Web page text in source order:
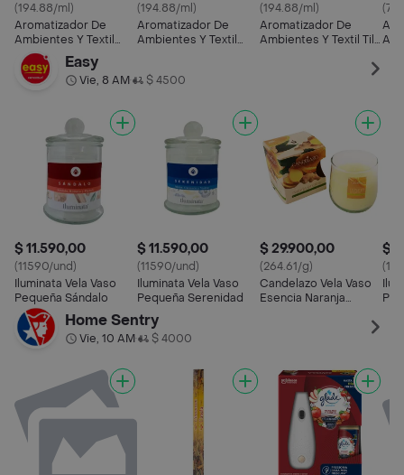
(194.88/ml)
Aromatizador De
Ambientes Y Textil
Green Matcha
(194.88/ml)
Aromatizador De
Ambientes Y Textil
(194.88/ml)
Aromatizador De
Ambientes Y Textil Tilo
Easy
Vie, 8 AM• $ 4500
$ 11.590,00
(11590/und)
Iluminata Vela Vaso
Pequeña Sándalo
$ 11.590,00
(11590/und)
Iluminata Vela Vaso
Pequeña Serenidad
$ 29.900,00
(264.61/g)
Candelazo Vela Vaso
Esencia Naranja
$
Home Sentry
Vie, 10 AM• $ 4000